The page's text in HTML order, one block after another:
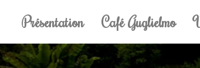
Présentation Café Guglielmo